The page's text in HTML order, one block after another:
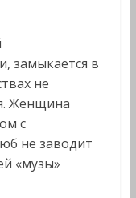
замыкается в
не
Женщина
с
не заводит
«музы»